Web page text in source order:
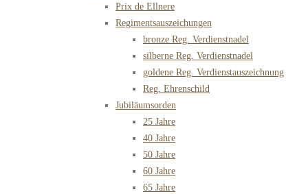
Prix de Ellnere
Regimentsauszeichungen
bronze Reg. Verdienstnadel
silberne Reg. Verdienstnadel
goldene Reg. Verdienstauszeichnung
Reg. Ehrenschild
Jubiläumsorden
25 Jahre
40 Jahre
50 Jahre
60 Jahre
65 Jahre